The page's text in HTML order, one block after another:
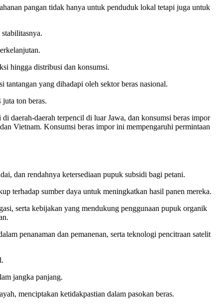
pangan tidak hanya untuk penduduk lokal tetapi juga untuk
hingga distribusi dan konsumsi.
yang dihadapi oleh sektor beras nasional.
ton beras.
daerah-daerah terpencil di luar Jawa, dan konsumsi beras impor
Vietnam. Konsumsi beras impor ini mempengaruhi permintaan
dan rendahnya ketersediaan pupuk subsidi bagi petani.
terhadap sumber daya untuk meningkatkan hasil panen mereka.
serta kebijakan yang mendukung penggunaan pupuk organik
penanaman dan pemanenan, serta teknologi pencitraan satelit
jangka panjang.
menciptakan ketidakpastian dalam pasokan beras.